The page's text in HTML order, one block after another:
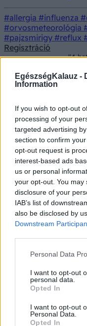
EgészségKalauz -
Information
If you wish to opt-out
processing of your
targeted advertising
section to confirm
opt-out request is
interest-based ads
us or personal
your opt-out. You
disclosure of your
IAB’s list of
also be disclosed by
Downstream
Please note that this
not limited to your
grant or deny
use your data for
consent section.
Personal Data
I want to opt-out
personal data.
Opted In
I want to opt-out
Personal Data.
Opted In
#allergia #influenza
#orvosmeteorológia
#pajzsmirigy #reflux
Regisztráció
"4
kicsi
hónapja van
évesen lett
gyerekkel